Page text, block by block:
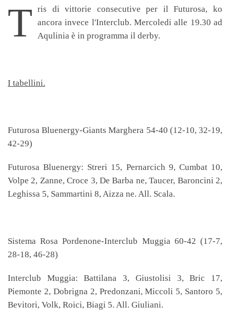
T ris di vittorie consecutive per il Futurosa, ko
ancora invece l'Interclub. Mercoledi alle 19.30 ad
Aqulinia è in programma il derby.
I tabellini.
Futurosa Bluenergy-Giants Marghera 54-40 (12-10, 32-19,
42-29)
Futurosa Bluenergy: Streri 15, Pernarcich 9, Cumbat 10,
Volpe 2, Zanne, Croce 3, De Barba ne, Taucer, Baroncini 2,
Leghissa 5, Sammartini 8, Aizza ne. All. Scala.
Sistema Rosa Pordenone-Interclub Muggia 60-42 (17-7,
28-18, 46-28)
Interclub Muggia: Battilana 3, Giustolisi 3, Bric 17,
Piemonte 2, Dobrigna 2, Predonzani, Miccoli 5, Santoro 5,
Bevitori, Volk, Roici, Biagi 5. All. Giuliani.